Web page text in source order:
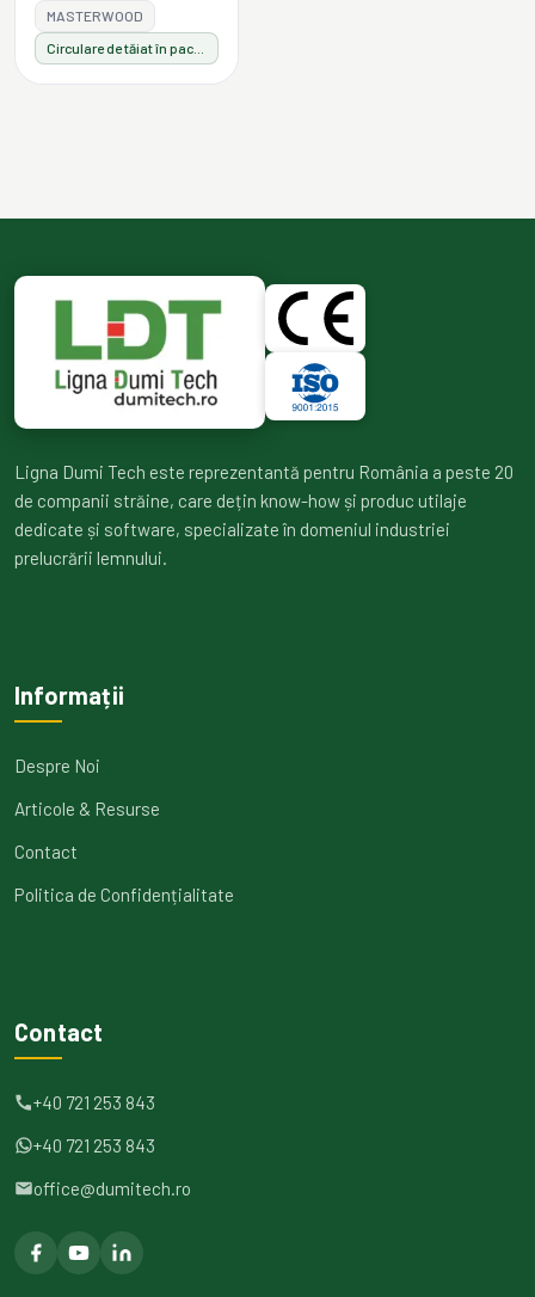
MASTERWOOD
Ligna Dumi Tech este reprezentantă pentru România a peste 20
de companii străine, care dețin know-how și produc utilaje
dedicate și software, specializate în domeniul industriei
prelucrării lemnului.
Informații
Despre Noi
Articole & Resurse
Contact
Politica de Confidențialitate
Contact
+40 721 253 843
+40 721 253 843
office@dumitech.ro